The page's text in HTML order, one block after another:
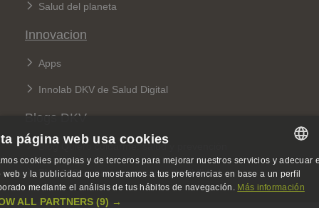
Salud del planeta
Innovacion
Apps
Innolab DKV de Salud Digital
Blogs DKV
Blog Quiero cuidarme: salud y prevención
Blog 360: sobre seguros y sostenibilidad SPANISH
SPANISH
página web usa cookies
cookies propias y de terceros para mejorar nuestros servicios y adecuar
web y la publicidad que mostramos a tus preferencias en base a un perfil
mediante el análisis de tus hábitos de navegación. Más información
ALL PARTNERS (9) →